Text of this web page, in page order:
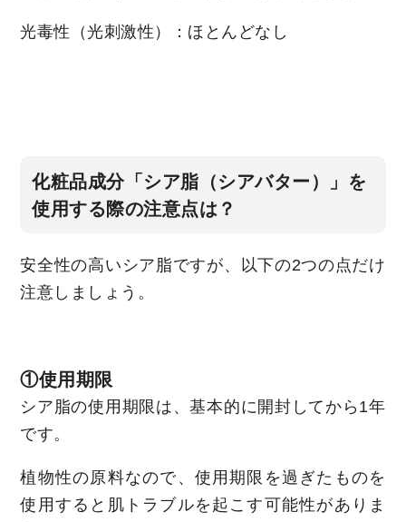
光毒性（光刺激性）：ほとんどなし
化粧品成分「シア脂（シアバター）」を
使用する際の注意点は？
安全性の高いシア脂ですが、以下の2つの点だけ
注意しましょう。
①使用期限
シア脂の使用期限は、基本的に開封してから1年
です。
植物性の原料なので、使用期限を過ぎたものを
使用すると肌トラブルを起こす可能性がありま